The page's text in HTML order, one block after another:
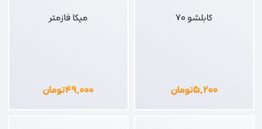
کابلشو 70
۵,۲۰۰تومان
میکا فازمتر
۴۹,۰۰۰تومان